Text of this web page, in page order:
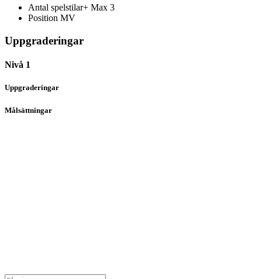
Antal spelstilar+ Max 3
Position MV
Uppgraderingar
Nivå 1
Uppgraderingar
Målsättningar